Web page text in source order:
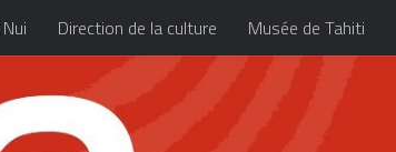
Direction de la culture Musée de Tahiti